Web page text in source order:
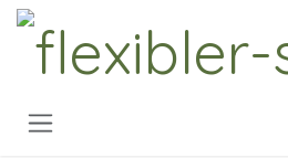
Zum Inhalt springen